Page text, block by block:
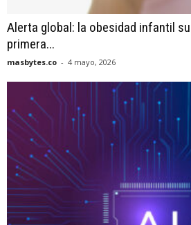
Alerta global: la obesidad infantil
primera...
masbytes.co - 4 mayo, 2026